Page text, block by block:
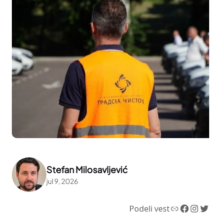
Stefan Milosavljević
jul 9, 2026
Podeli vestLink Facebook InstagramTwitter